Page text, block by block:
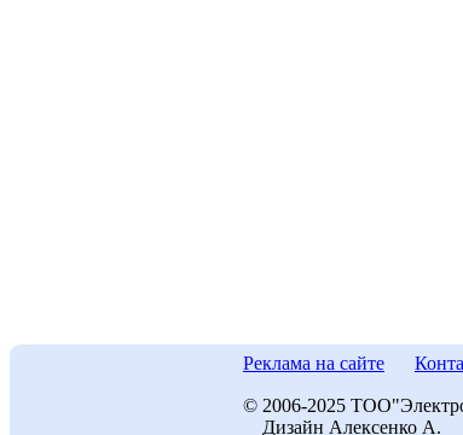
Реклама на сайте
© 2006-2025
Дизайн Алексенко А.